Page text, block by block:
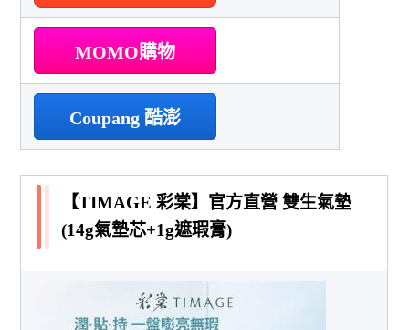
MOMO購物
Coupang 酷澎
【TIMAGE 彩棠】官方直營 雙生氣墊
(14g氣墊芯+1g遮瑕膏)